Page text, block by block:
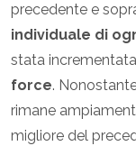
precedente e
individuale di
stata
force.
rimane
migliore del